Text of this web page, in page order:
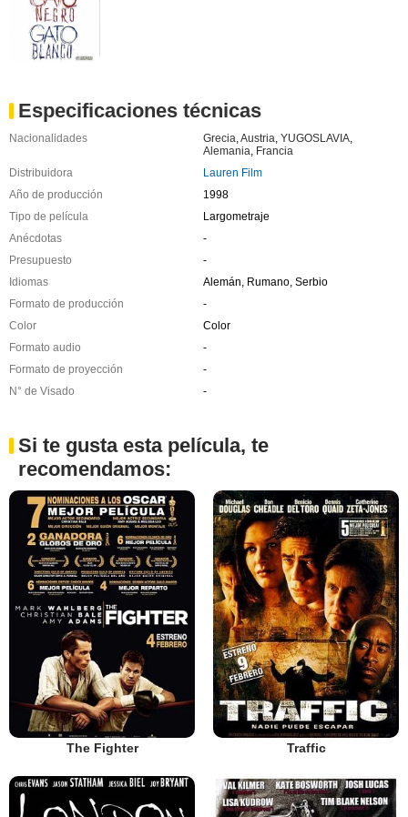
Especificaciones técnicas
Nacionalidades Grecia,Austria, YUGOSLAVIA,
Alemania, Francia
Distribuidora
Lauren Film
Año de producción
1998
Tipo de película
Largometraje
Anécdotas
-
Presupuesto
-
Idiomas
Alemán, Rumano, Serbio
Formato de producción
-
Color
Color
Formato audio
-
Formato de proyección
-
N° de Visado
-
Si te gusta esta película, te
recomendamos:
The Fighter Traffic